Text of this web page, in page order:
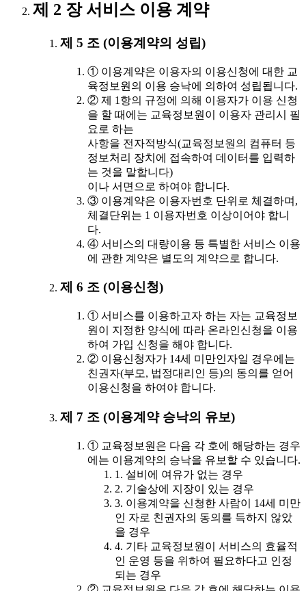
제 2 장 서비스 이용 계약
제 5 조 (이용계약의 성립)
① 이용계약은 이용자의 이용신청에 대한 교
육정보원의 이용 승낙에 의하여 성립됩니다.
② 제 1항의 규정에 의해 이용자가 이용 신청
을 할 때에는 교육정보원이 이용자 관리시 필
요로 하는
사항을 전자적방식(교육정보원의 컴퓨터 등
정보처리 장치에 접속하여 데이터를 입력하
는 것을 말합니다)
이나 서면으로 하여야 합니다.
③ 이용계약은 이용자번호 단위로 체결하며,
체결단위는 1 이용자번호 이상이어야 합니
다.
④ 서비스의 대량이용 등 특별한 서비스 이용
에 관한 계약은 별도의 계약으로 합니다.
제 6 조 (이용신청)
① 서비스를 이용하고자 하는 자는 교육정보
원이 지정한 양식에 따라 온라인신청을 이용
하여 가입 신청을 해야 합니다.
② 이용신청자가 14세 미만인자일 경우에는
친권자(부모, 법정대리인 등)의 동의를 얻어
이용신청을 하여야 합니다.
제 7 조 (이용계약 승낙의 유보)
① 교육정보원은 다음 각 호에 해당하는 경우
에는 이용계약의 승낙을 유보할 수 있습니다.
1. 설비에 여유가 없는 경우
2. 기술상에 지장이 있는 경우
3. 이용계약을 신청한 사람이 14세 미만
인 자로 친권자의 동의를 득하지 않았
을 경우
4. 기타 교육정보원이 서비스의 효율적
인 운영 등을 위하여 필요하다고 인정
되는 경우